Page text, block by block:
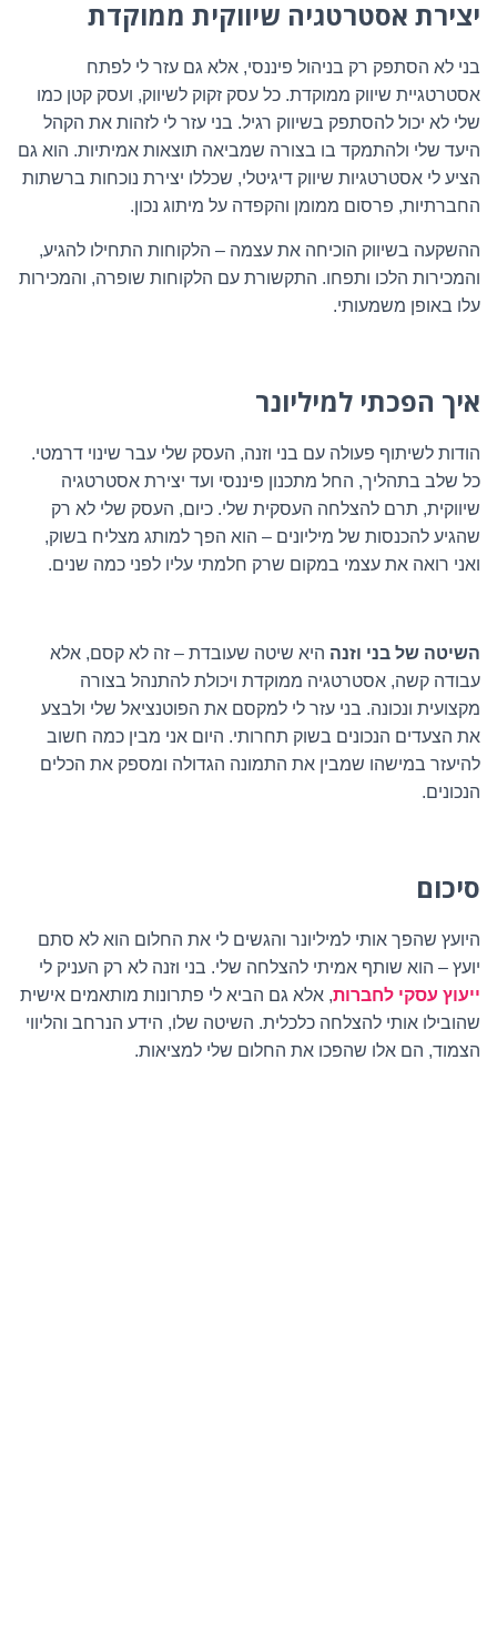
יצירת אסטרטגיה שיווקית ממוקדת
בני לא הסתפק רק בניהול פיננסי, אלא גם עזר לי לפתח
אסטרטגיית שיווק ממוקדת. כל עסק זקוק לשיווק, ועסק קטן כמו
שלי לא יכול להסתפק בשיווק רגיל. בני עזר לי לזהות את הקהל
היעד שלי ולהתמקד בו בצורה שמביאה תוצאות אמיתיות. הוא גם
הציע לי אסטרטגיות שיווק דיגיטלי, שכללו יצירת נוכחות ברשתות
החברתיות, פרסום ממומן והקפדה על מיתוג נכון.
ההשקעה בשיווק הוכיחה את עצמה – הלקוחות התחילו להגיע,
והמכירות הלכו ותפחו. התקשורת עם הלקוחות שופרה, והמכירות
עלו באופן משמעותי.
איך הפכתי למיליונר
הודות לשיתוף פעולה עם בני וזנה, העסק שלי עבר שינוי דרמטי.
כל שלב בתהליך, החל מתכנון פיננסי ועד יצירת אסטרטגיה
שיווקית, תרם להצלחה העסקית שלי. כיום, העסק שלי לא רק
שהגיע להכנסות של מיליונים – הוא הפך למותג מצליח בשוק,
ואני רואה את עצמי במקום שרק חלמתי עליו לפני כמה שנים.
השיטה של בני וזנה היא שיטה שעובדת – זה לא קסם, אלא
עבודה קשה, אסטרטגיה ממוקדת ויכולת להתנהל בצורה
מקצועית ונכונה. בני עזר לי למקסם את הפוטנציאל שלי ולבצע
את הצעדים הנכונים בשוק תחרותי. היום אני מבין כמה חשוב
להיעזר במישהו שמבין את התמונה הגדולה ומספק את הכלים
הנכונים.
סיכום
היועץ שהפך אותי למיליונר והגשים לי את החלום הוא לא סתם
יועץ – הוא שותף אמיתי להצלחה שלי. בני וזנה לא רק העניק לי
ייעוץ עסקי לחברות, אלא גם הביא לי פתרונות מותאמים אישית
שהובילו אותי להצלחה כלכלית. השיטה שלו, הידע הנרחב והליווי
הצמוד, הם אלו שהפכו את החלום שלי למציאות.